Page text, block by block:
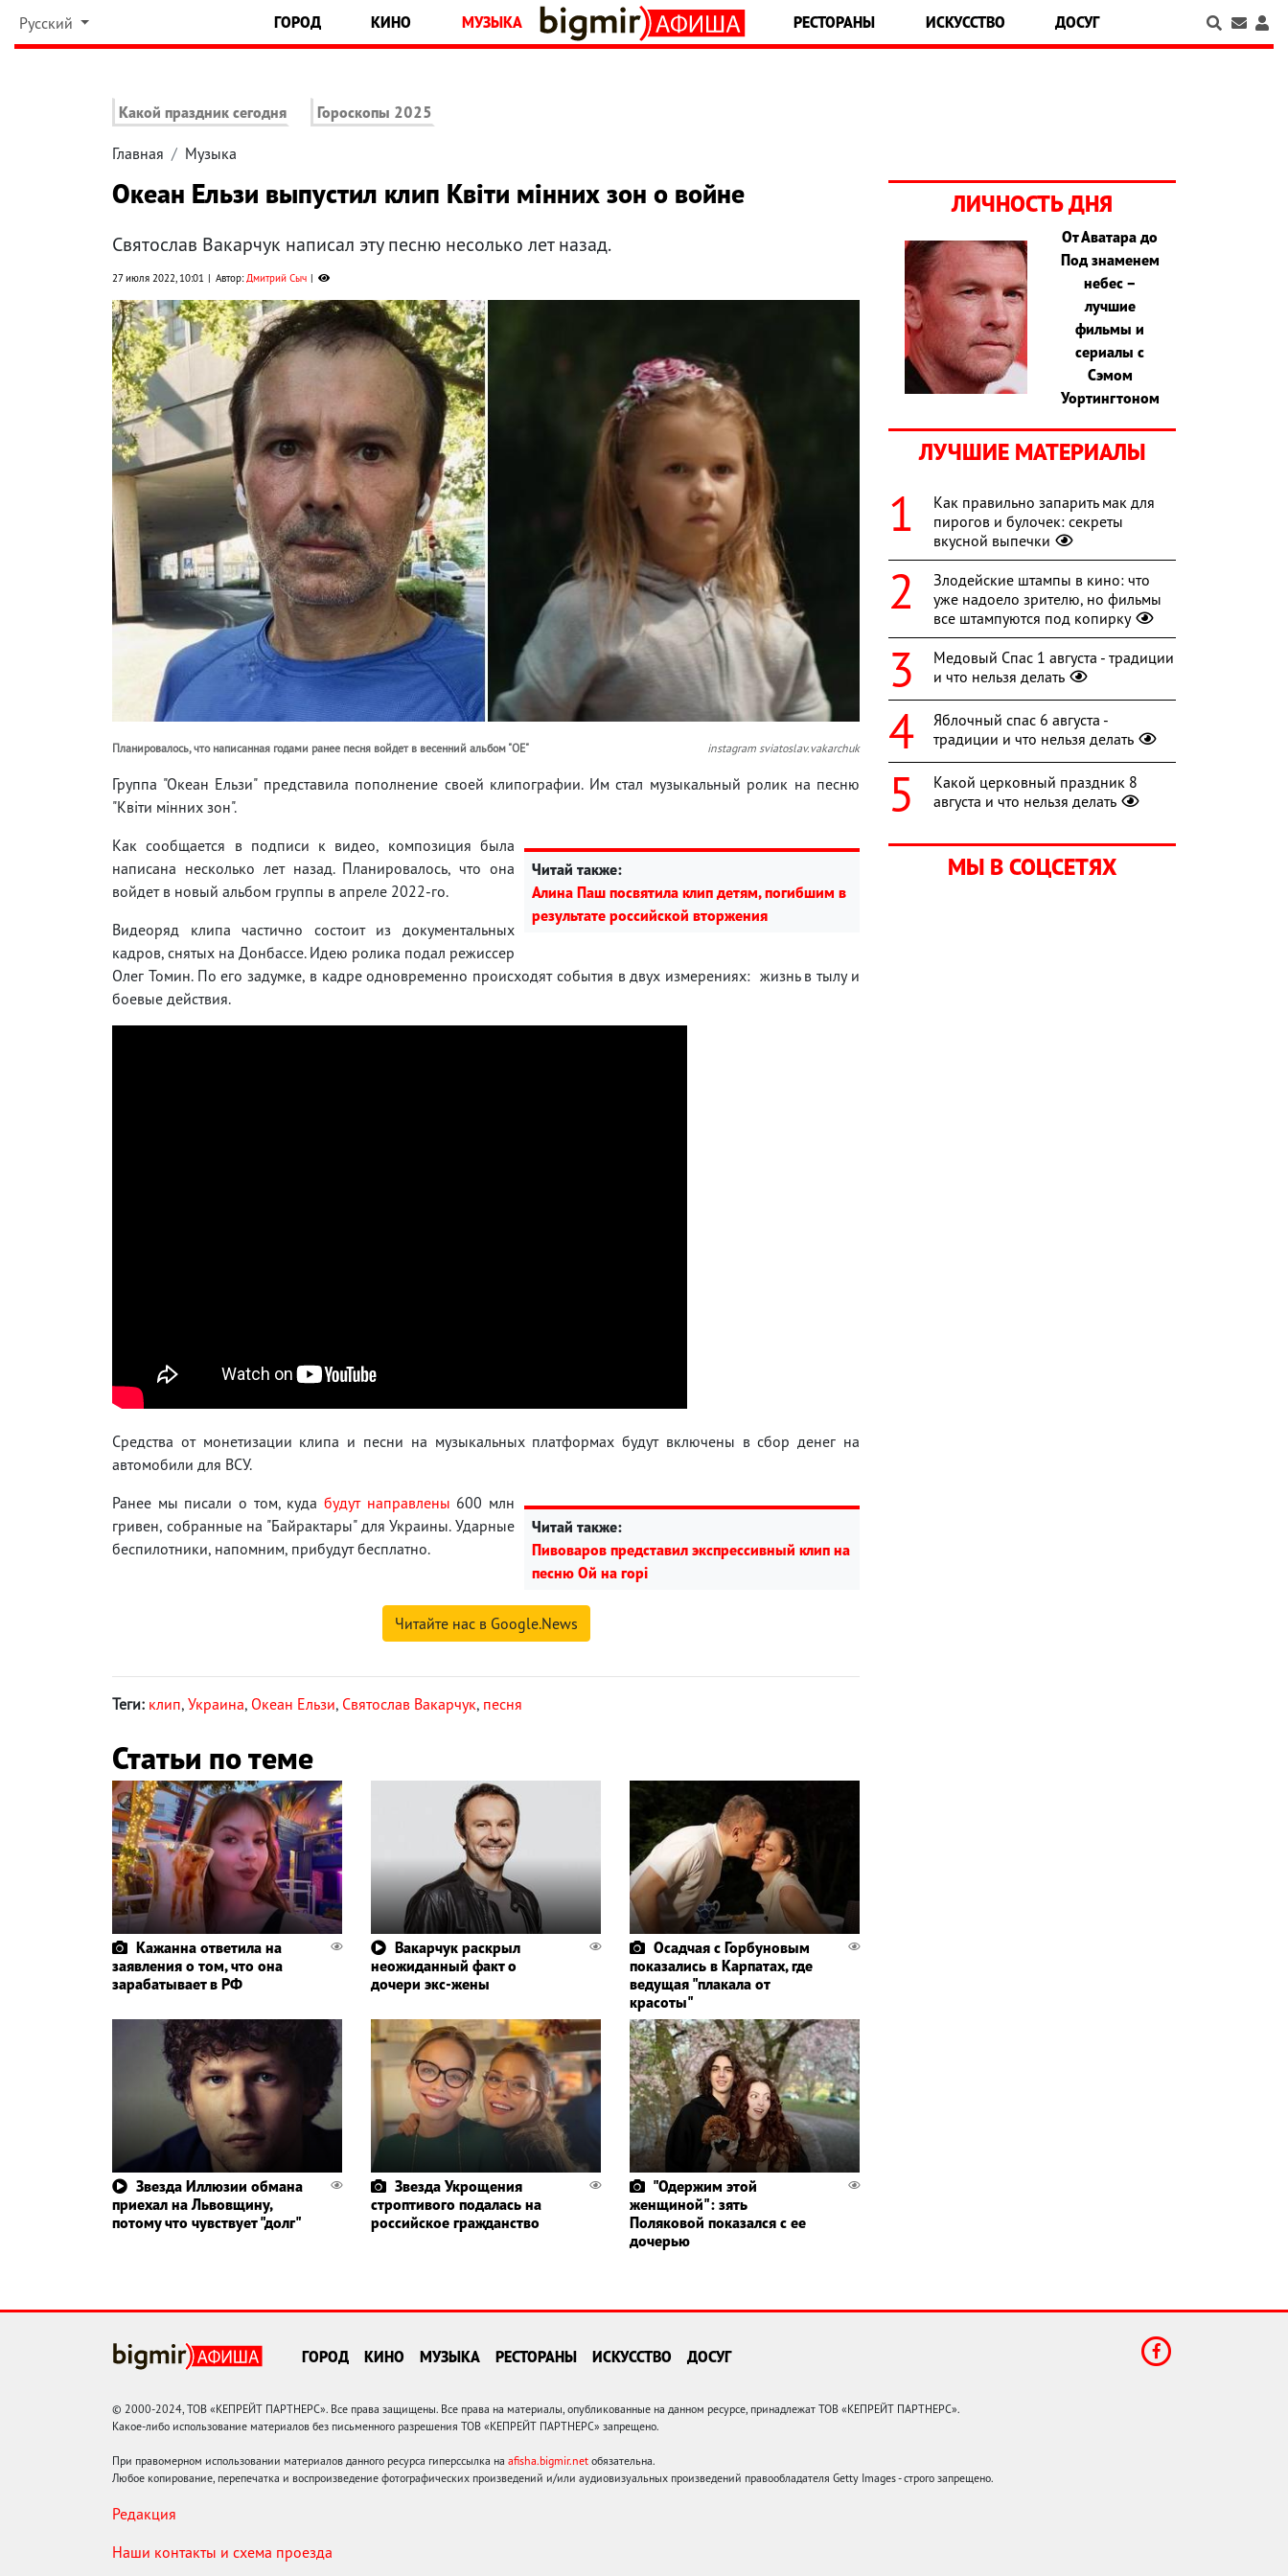
Русский ГОРОД КИНО МУЗЫКА РЕСТОРАНЫ ИСКУССТВО ДОСУГ
Какой праздник сегодня Гороскопы 2025
Главная Музыка
Океан Ельзи выпустил клип Квіти мінних зон о войне
Святослав Вакарчук написал эту песню несолько лет назад.
27 июля 2022, 10:01 Автор:Дмитрий Сыч
Планировалось, что написанная годами ранее песня войдет в весенний альбом "ОЕ" instagram sviatoslav.vakarchuk
Группа "Океан Ельзи" представила пополнение своей клипографии. Им стал музыкальный ролик на песню
"Квіти мінних зон".
Читай также:
Алина Паш посвятила клип детям, погибшим в
результате российской вторжения
Как сообщается в подписи к видео, композиция была
написана несколько лет назад. Планировалось, что она
войдет в новый альбом группы в апреле 2022-го.
Видеоряд клипа частично состоит из документальных
кадров, снятых на Донбассе. Идею ролика подал режиссер
Олег Томин. По его задумке, в кадре одновременно происходят события в двух измерениях: жизнь в тылу и
боевые действия.
Средства от монетизации клипа и песни на музыкальных платформах будут включены в сбор денег на
автомобили для ВСУ.
Читай также:
Пивоваров представил экспрессивный клип на
песню Ой на горі
Ранее мы писали о том, куда будут направлены 600 млн
гривен, собранные на "Байрактары" для Украины. Ударные
беспилотники, напомним, прибудут бесплатно.
Читайте нас в Google.News
Теги: клип, Украина, Океан Ельзи, Святослав Вакарчук, песня
Статьи по теме
Кажанна ответила на
заявления о том, что она
зарабатывает в РФ
Вакарчук раскрыл
неожиданный факт о
дочери экс-жены
Осадчая с Горбуновым
показались в Карпатах, где
ведущая "плакала от
красоты"
Звезда Иллюзии обмана
приехал на Львовщину,
потому что чувствует "долг"
Звезда Укрощения
строптивого подалась на
российское гражданство
"Одержим этой
женщиной": зять
Поляковой показался с ее
дочерью
ЛИЧНОСТЬ ДНЯ
От Аватара до
Под знаменем
небес –
лучшие
фильмы и
сериалы с
Сэмом
Уортингтоном
ЛУЧШИЕ МАТЕРИАЛЫ
Как правильно запарить мак для
пирогов и булочек: секреты
вкусной выпечки
Злодейские штампы в кино: что
уже надоело зрителю, но фильмы
все штампуются под копирку
Медовый Спас 1 августа - традиции
и что нельзя делать
Яблочный спас 6 августа -
традиции и что нельзя делать
Какой церковный праздник 8
августа и что нельзя делать
МЫ В СОЦСЕТЯХ
ГОРОД КИНО МУЗЫКА РЕСТОРАНЫ ИСКУССТВО ДОСУГ
© 2000-2024, ТОВ «КЕПРЕЙТ ПАРТНЕРС». Все права защищены. Все права на материалы, опубликованные на данном ресурсе, принадлежат ТОВ «КЕПРЕЙТ ПАРТНЕРС».
Какое-либо использование материалов без письменного разрешения ТОВ «КЕПРЕЙТ ПАРТНЕРС» запрещено.
При правомерном использовании материалов данного ресурса гиперссылка на afisha.bigmir.net обязательна.
Любое копирование, перепечатка и воспроизведение фотографических произведений и/или аудиовизуальных произведений правообладателя Getty Images - строго запрещено.
Редакция
Наши контакты и схема проезда